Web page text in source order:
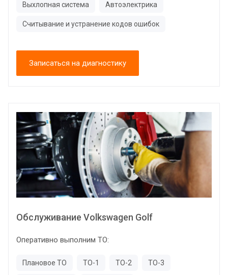
Выхлопная система Автоэлектрика
Считывание и устранение кодов ошибок
Записаться на диагностику
Обслуживание Volkswagen Golf
Оперативно выполним ТО:
Плановое ТО ТО-1 ТО-2 ТО-3